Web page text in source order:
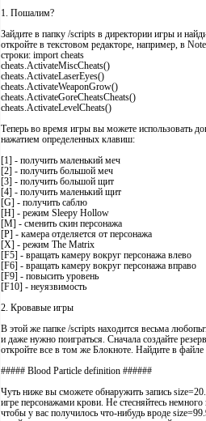
1. Пошалим?
Зайдите в папку /scripts в директории игры и
откройте в текстовом редакторе, например, в
строки: import cheats
cheats.ActivateMiscCheats()
cheats.ActivateLaserEyes()
cheats.ActivateWeaponGrow()
cheats.ActivateGoreCheatsCheats()
cheats.ActivateLevelCheats()
Теперь во время игры вы можете использовать
нажатием определенных клавиш:
[1] - получить маленький меч
[2] - получить большой меч
[3] - получить большой щит
[4] - получить маленький щит
[G] - получить саблю
[H] - режим Sleepy Hollow
[M] - сменить скин персонажа
[P] - камера отделяется от персонажа
[X] - режим The Matrix
[F5] - вращать камеру вокруг персонажа влево
[F6] - вращать камеру вокруг персонажа вправо
[F9] - повысить уровень
[F10] - неуязвимость
2. Кровавые игры
В этой же папке /scripts находится весьма
и даже нужно поиграться. Сначала создайте
откройте все в том же Блокноте. Найдите в файле
##### Blood Particle definition ######
Чуть ниже вы сможете обнаружить запись
игре персонажами крови. Не стесняйтесь
чтобы у вас получилось что-нибудь вроде